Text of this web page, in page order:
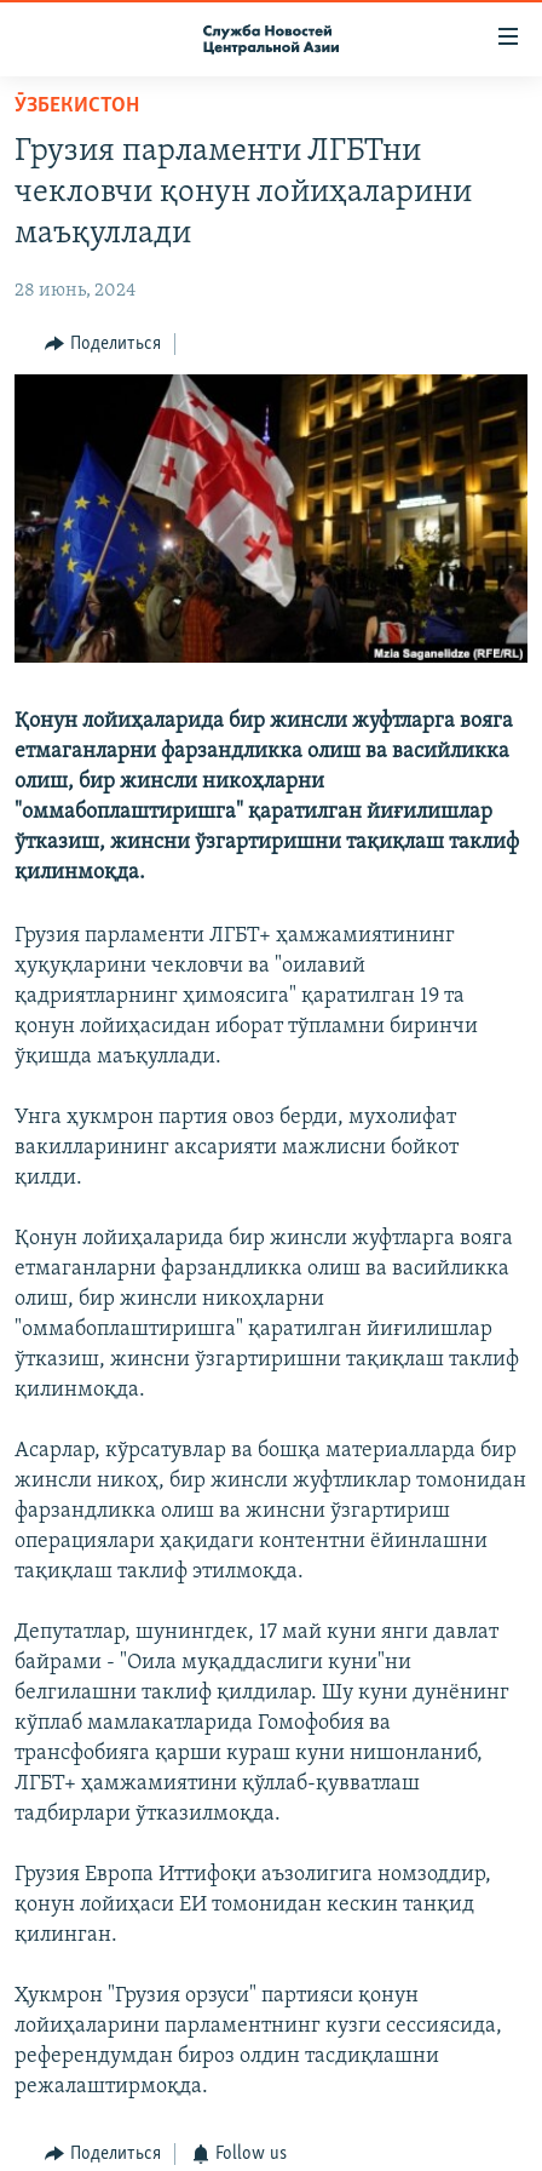
Вернуться
основному
содержанию
главной
Вернутся
ПОДПИСКА
НАСТОЯЩЕЕ ВРЕМЯ
МИГРАНТ МЕДИА
ӮЗБЕКИСТОН
Грузия парламенти ЛГБТни
чекловчи қонун лойиҳаларини
маъқуллади
28 июнь, 2024
Поделиться
Қонун лойиҳаларида бир жинсли жуфтларга вояга
етмаганларни фарзандликка олиш ва васийликка
олиш, бир жинсли никоҳларни
"оммабоплаштиришга" қаратилган йиғилишлар
ўтказиш, жинсни ўзгартиришни тақиқлаш таклиф
қилинмоқда.
Грузия парламенти ЛГБТ+ ҳамжамиятининг
ҳуқуқларини чекловчи ва "оилавий
қадриятларнинг ҳимоясига" қаратилган 19 та
қонун лойиҳасидан иборат тўпламни биринчи
ўқишда маъқуллади.
Унга ҳукмрон партия овоз берди, мухолифат
вакилларининг аксарияти мажлисни бойкот
қилди.
Қонун лойиҳаларида бир жинсли жуфтларга вояга
етмаганларни фарзандликка олиш ва васийликка
олиш, бир жинсли никоҳларни
"оммабоплаштиришга" қаратилган йиғилишлар
ўтказиш, жинсни ўзгартиришни тақиқлаш таклиф
қилинмоқда.
Асарлар, кўрсатувлар ва бошқа материалларда бир
жинсли никоҳ, бир жинсли жуфтликлар томонидан
фарзандликка олиш ва жинсни ўзгартириш
операциялари ҳақидаги контентни ёйинлашни
тақиқлаш таклиф этилмоқда.
Депутатлар, шунингдек, 17 май куни янги давлат
байрами - "Оила муқаддаслиги куни"ни
белгилашни таклиф қилдилар. Шу куни дунёнинг
кўплаб мамлакатларида Гомофобия ва
трансфобияга қарши кураш куни нишонланиб,
ЛГБТ+ ҳамжамиятини қўллаб-қувватлаш
тадбирлари ўтказилмоқда.
Грузия Европа Иттифоқи аъзолигига номзоддир,
қонун лойиҳаси ЕИ томонидан кескин танқид
қилинган.
Ҳукмрон "Грузия орзуси" партияси қонун
лойиҳаларини парламентнинг кузги сессиясида,
референдумдан бироз олдин тасдиқлашни
режалаштирмоқда.
Поделиться Follow us